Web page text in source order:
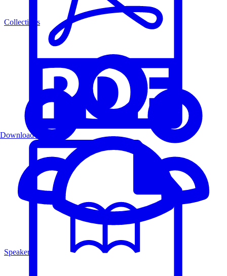
Collections
Speakers
Download PDF